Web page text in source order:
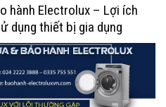
hành Electrolux – Lợi ích
dụng thiết bị gia dụng